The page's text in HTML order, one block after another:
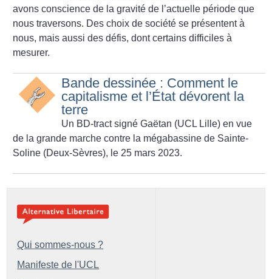
avons conscience de la gravité de l’actuelle période que
nous traversons. Des choix de société se présentent à
nous, mais aussi des défis, dont certains difficiles à
mesurer.
Bande dessinée : Comment le
capitalisme et l’État dévorent la
terre
Un BD-tract signé Gaëtan (UCL Lille) en vue
de la grande marche contre la mégabassine de Sainte-
Soline (Deux-Sèvres), le 25 mars 2023.
Qui sommes-nous ?
Manifeste de l'UCL